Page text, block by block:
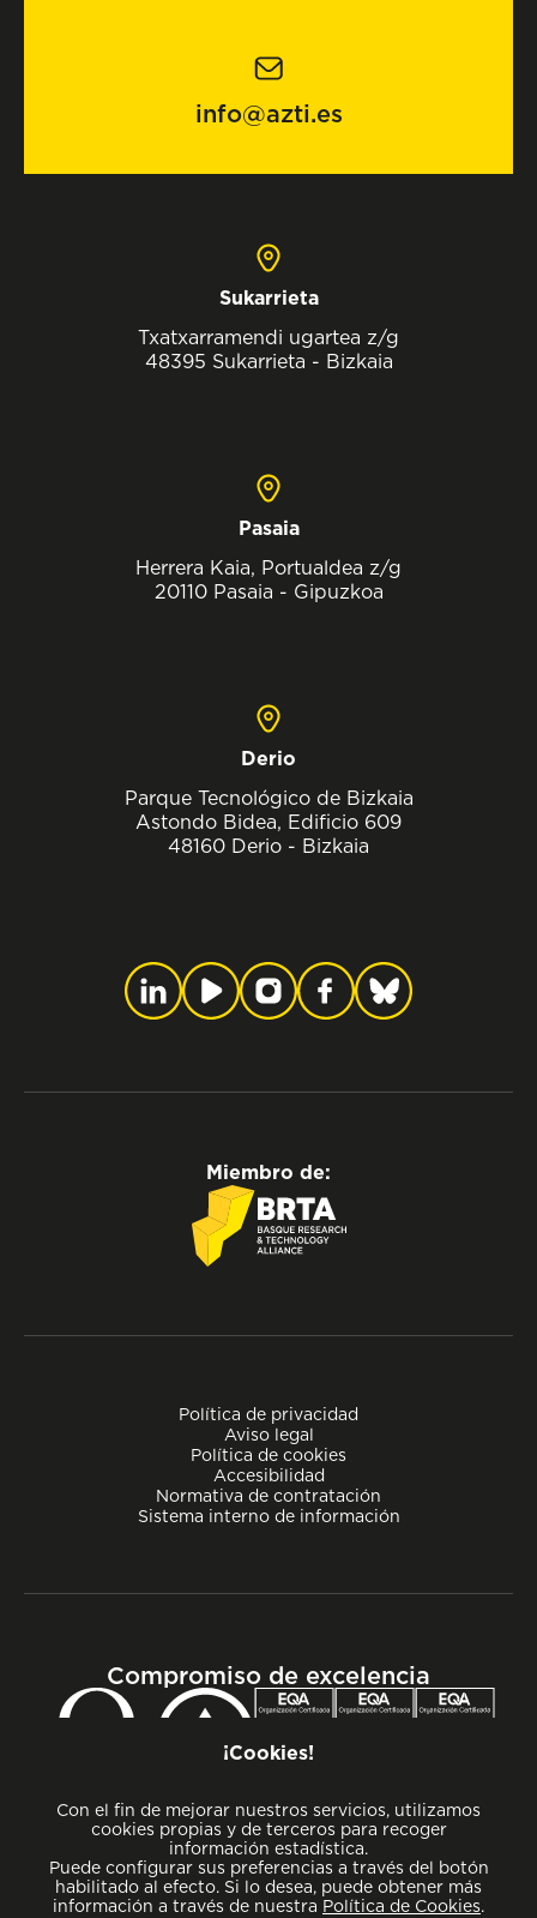
info@azti.es
Sukarrieta
Txatxarramendi ugartea z/g
48395 Sukarrieta - Bizkaia
Pasaia
Herrera Kaia, Portualdea z/g
20110 Pasaia - Gipuzkoa
Derio
Parque Tecnológico de Bizkaia
Astondo Bidea, Edificio 609
48160 Derio - Bizkaia
Política de privacidad
Aviso legal
Política de cookies
Accesibilidad
Normativa de contratación
Sistema interno de información
Miembro de:
Compromiso de excelencia
¡Cookies!
Con el fin de mejorar nuestros servicios, utilizamos
cookies propias y de terceros para recoger
información estadística.
Puede configurar sus preferencias a través del botón
habilitado al efecto. Si lo desea, puede obtener más
información a través de nuestra Política de Cookies.